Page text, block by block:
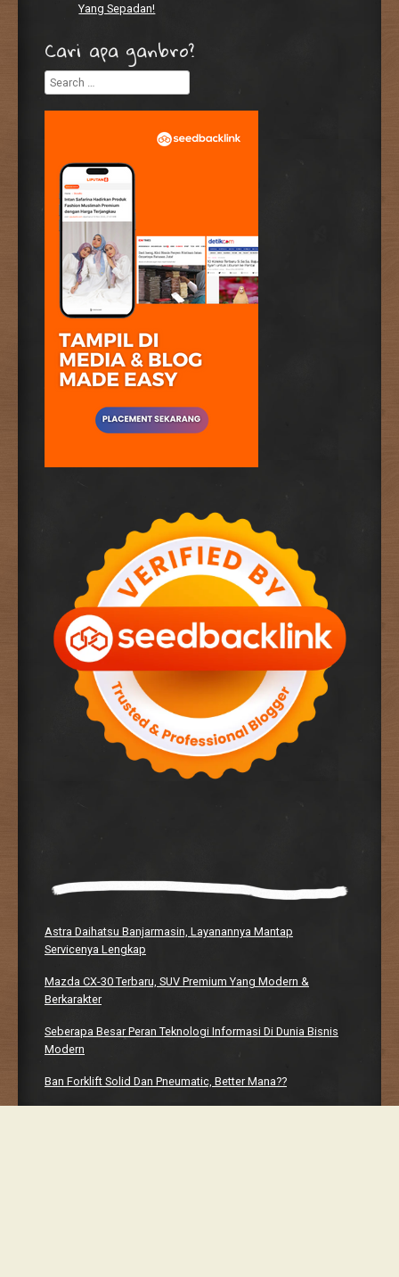
Yang Sepadan!
Cari apa ganbro?
Search
Astra Daihatsu Banjarmasin, Layanannya Mantap
Servicenya Lengkap
Mazda CX-30 Terbaru, SUV Premium Yang Modern &
Berkarakter
Seberapa Besar Peran Teknologi Informasi Di Dunia Bisnis
Modern
Ban Forklift Solid Dan Pneumatic, Better Mana??